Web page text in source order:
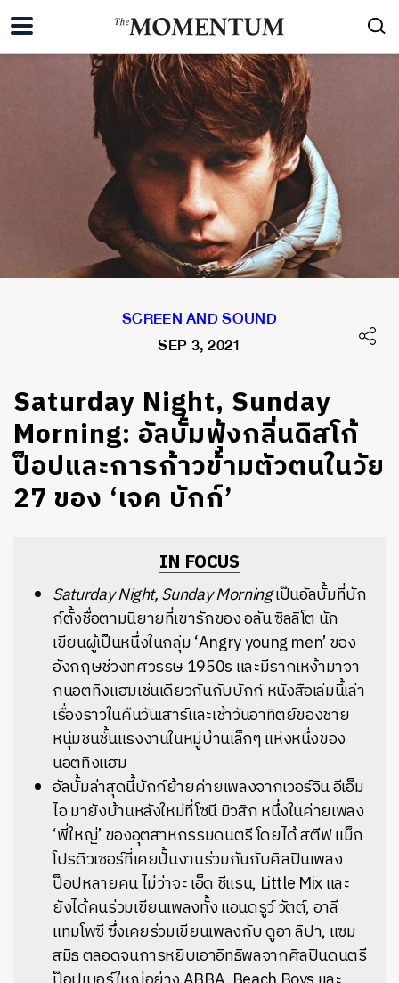
SCREEN AND SOUND
SEP 3, 2021
Saturday Night, Sunday
Morning: อัลบั้มฟุ้งกลิ่นดิสโก้
ป็อปและการก้าวข้ามตัวตนในวัย
27 ของ ‘เจค บักก์’
IN FOCUS
Saturday Night, Sunday Morningเป็นอัลบั้มที่บัก
ก์ตั้งชื่อตามนิยายที่เขารักของ อลัน ซิลลิโต นัก
เขียนผู้เป็นหนึ่งในกลุ่ม ‘Angry young men’ ของ
อังกฤษช่วงทศวรรษ 1950s และมีรากเหง้ามาจา
กนอตทิงแฮมเช่นเดียวกันกับบักก์ หนังสือเล่มนี้เล่า
เรื่องราวในคืนวันเสาร์และเช้าวันอาทิตย์ของชาย
หนุ่มชนชั้นแรงงานในหมู่บ้านเล็กๆ แห่งหนึ่งของ
นอตทิงแฮม
อัลบั้มล่าสุดนี้บักก์ย้ายค่ายเพลงจากเวอร์จิน อีเอ็ม
ไอ มายังบ้านหลังใหม่ที่โซนี มิวสิก หนึ่งในค่ายเพลง
‘พี่ใหญ่’ ของอุตสาหกรรมดนตรี โดยได้ สตีฟ แม็ก
โปรดิวเซอร์ที่เคยปั้นงานร่วมกันกับศิลปินเพลง
ป็อปหลายคน ไม่ว่าจะ เอ็ด ชีแรน, Little Mix และ
ยังได้คนร่วมเขียนเพลงทั้ง แอนดรูว์ วัตต์, อาลี
แทมโพซี ซึ่งเคยร่วมเขียนเพลงกับ ดูอา ลิปา, แซม
สมิธ ตลอดจนการหยิบเอาอิทธิพลจากศิลปินดนตรี